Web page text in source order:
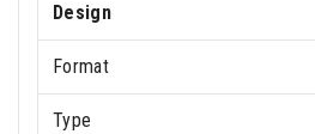
Design
Format
Type